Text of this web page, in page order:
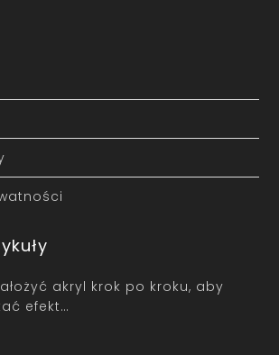
akryl krok po kroku, aby
efekt…